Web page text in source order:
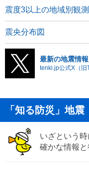
震度3以上の地域別観
震央分布図
最新の地震情
tenki.jp公式X（旧
「知る防災」地震
いざという
確かな情報